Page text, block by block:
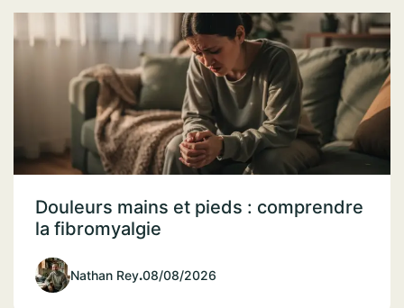
Douleurs mains et pieds : comprendre
la fibromyalgie
Nathan Rey.08/08/2026